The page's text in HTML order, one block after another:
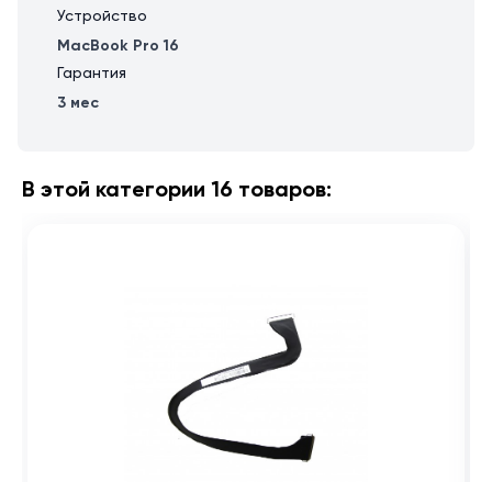
Устройство
MacBook Pro 16
Гарантия
3 мес
В этой категории 16 товаров: